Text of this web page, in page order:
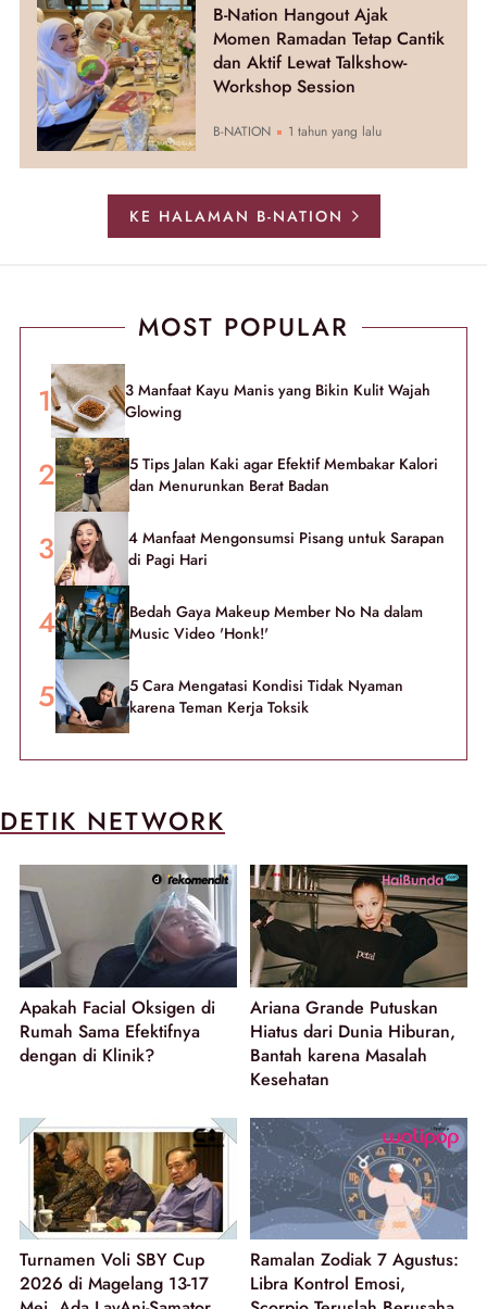
B-Nation Hangout Ajak
Momen Ramadan Tetap Cantik
dan Aktif Lewat Talkshow-
Workshop Session
B-NATION 1 tahun yang lalu
KE HALAMAN B-NATION
MOST POPULAR
3 Manfaat Kayu Manis yang Bikin Kulit Wajah
Glowing
5 Tips Jalan Kaki agar Efektif Membakar Kalori
dan Menurunkan Berat Badan
4 Manfaat Mengonsumsi Pisang untuk Sarapan
di Pagi Hari
Bedah Gaya Makeup Member No Na dalam
Music Video 'Honk!'
5 Cara Mengatasi Kondisi Tidak Nyaman
karena Teman Kerja Toksik
DETIK NETWORK
Apakah Facial Oksigen di
Rumah Sama Efektifnya
dengan di Klinik?
Ariana Grande Putuskan
Hiatus dari Dunia Hiburan,
Bantah karena Masalah
Kesehatan
Turnamen Voli SBY Cup
2026 di Magelang 13-17
Ramalan Zodiak 7 Agustus:
Libra Kontrol Emosi,